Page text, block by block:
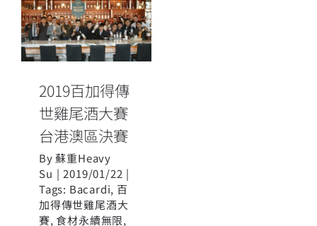
2019百加得傳
世雞尾酒大賽
台港澳區決賽
2019百加得傳
世雞尾酒大賽
台港澳區決賽
By蘇重Heavy
Su | 2019/01/22 |
Tags: Bacardi, 百
加得傳世雞尾酒大
賽, 食材永續無限,